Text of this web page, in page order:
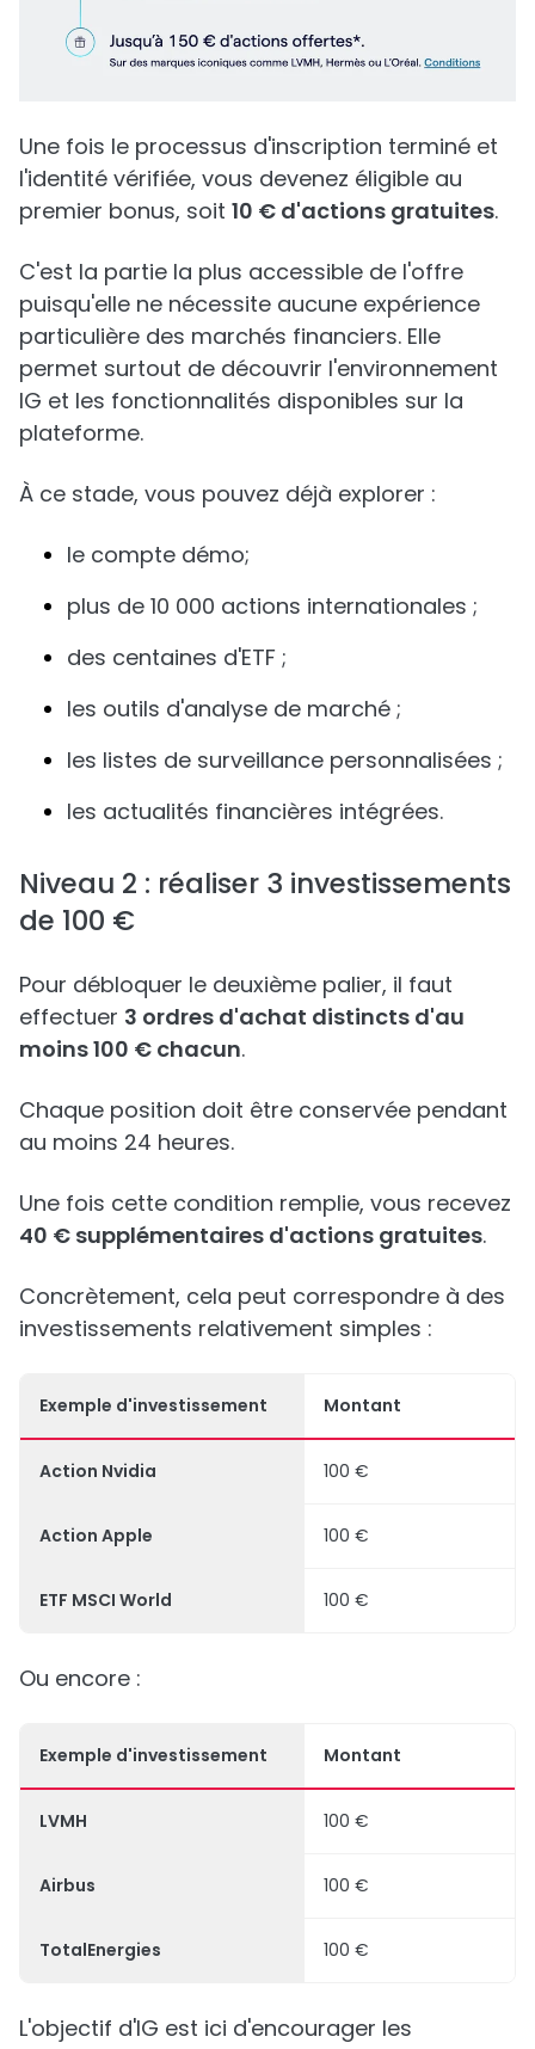
Une fois le processus d'inscription terminé et
l'identité vérifiée, vous devenez éligible au
premier bonus, soit 10 € d'actions gratuites.
C'est la partie la plus accessible de l'offre
puisqu'elle ne nécessite aucune expérience
particulière des marchés financiers. Elle
permet surtout de découvrir l'environnement
IG et les fonctionnalités disponibles sur la
plateforme.
À ce stade, vous pouvez déjà explorer :
le compte démo;
plus de 10 000 actions internationales ;
des centaines d'ETF ;
les outils d'analyse de marché ;
les listes de surveillance personnalisées ;
les actualités financières intégrées.
Niveau 2 : réaliser 3 investissements
de 100 €
Pour débloquer le deuxième palier, il faut
effectuer 3 ordres d'achat distincts d'au
moins 100 € chacun.
Chaque position doit être conservée pendant
au moins 24 heures.
Une fois cette condition remplie, vous recevez
40 € supplémentaires d'actions gratuites.
Concrètement, cela peut correspondre à des
investissements relativement simples :
Exemple d'investissement Montant
Action Nvidia 100 €
Action Apple 100 €
ETF MSCI World 100 €
Ou encore :
Exemple d'investissement Montant
LVMH 100 €
Airbus 100 €
TotalEnergies 100 €
L'objectif d'IG est ici d'encourager les